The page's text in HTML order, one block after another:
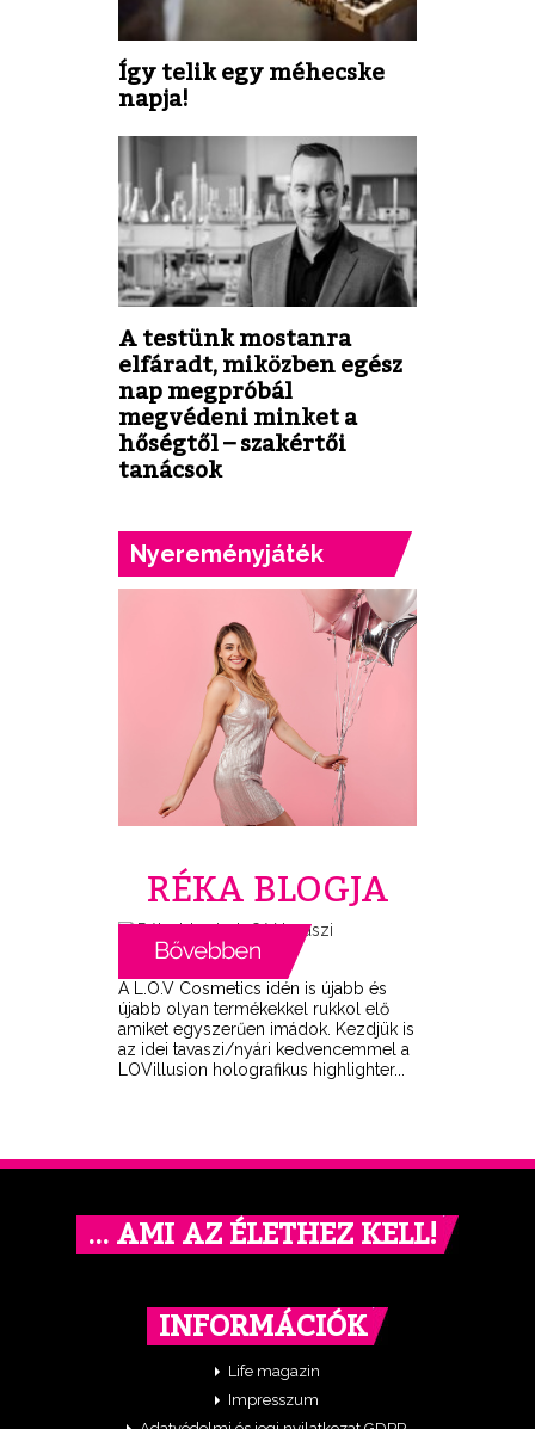
Így telik egy méhecske
napja!
A testünk mostanra
elfáradt, miközben egész
nap megpróbál
megvédeni minket a
hőségtől – szakértői
tanácsok
Nyereményjáték
RÉKA BLOGJA
A L.O.V Cosmetics idén is újabb és
újabb olyan termékekkel rukkol elő
amiket egyszerűen imádok. Kezdjük is
az idei tavaszi/nyári kedvencemmel a
LOVillusion holografikus highlighter...
… AMI AZ ÉLETHEZ KELL!
INFORMÁCIÓK
Life magazin
Impresszum